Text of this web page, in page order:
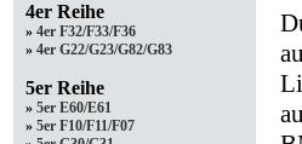
4er Reihe
» 4er F32/F33/F36
» 4er G22/G23/G82/G83
5er Reihe
» 5er E60/E61
» 5er F10/F11/F07